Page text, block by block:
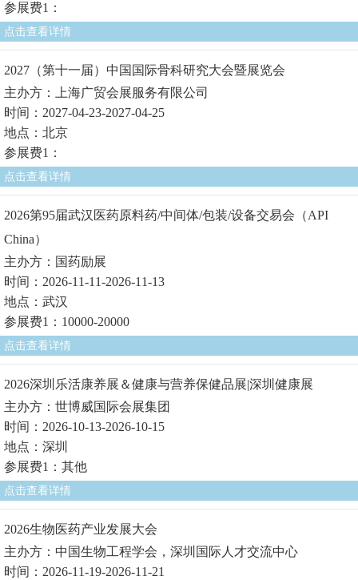
参展费1：
点击查看详情
2027（第十一届）中国国际骨科研究大会暨展览会
主办方：上海广贸会展服务有限公司
时间：2027-04-23-2027-04-25
地点：北京
参展费1：
点击查看详情
2026第95届武汉医药原料药/中间体/包装/设备交易会（API
China）
主办方：国药励展
时间：2026-11-11-2026-11-13
地点：武汉
参展费1：10000-20000
点击查看详情
2026深圳乐活康养展＆健康与营养保健品展|深圳健康展
主办方：世博威国际会展集团
时间：2026-10-13-2026-10-15
地点：深圳
参展费1：其他
点击查看详情
2026生物医药产业发展大会
主办方：中国生物工程学会，深圳国际人才交流中心
时间：2026-11-19-2026-11-21